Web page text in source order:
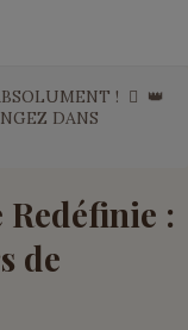
!
👑
DANS
:
de